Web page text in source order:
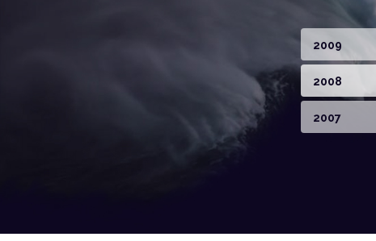
2009
2008
2007